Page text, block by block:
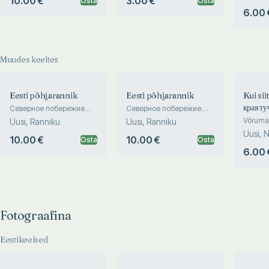
6.00
Muudes keeltes
Eesti põhjarannik
Северное побережие
Эстоний. Estonian
Northern Coast
Uusi, Ranniku
10.00 € Osta
Eesti põhjarannik
Северное побережие
Эстоний. Estonian
Northern Coast
Uusi, Ranniku
10.00 € Osta
Kui
края
Uusi,
6.00
Fotograafina
Eestikeelsed